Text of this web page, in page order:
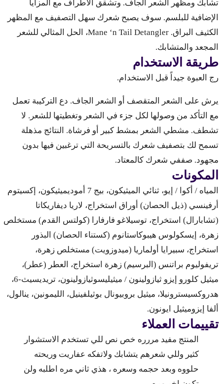
تشابك ومظهر الشعر الجاف. وتشقق الأطراف مع المزايا
الإضافية للبلسم. سوف يصبح شعرك سهل التصفيف مع المظهر
الكثيف البراق. Mane ‘n Tail Detangler، الحل المثالي للشعر
المجعد والمتشابك.
طريقة الاستخدام
رج العبوة جيداً قبل الاستخدام.
يرش على الشعر المتقصف أو الشعر الجاف. دع التركيبة تعمل
مع التأكد من وصولها لكل جزء في الشعر وتغطيتها للشعر. لا
تشطف. مشطي الشعر بمشط كبير أو فرشاة. النتائج مذهلة
تسمح لك بتصفيف شعرك بالتسريحة التي ترغبين فيها بدون
مجهود. صففي شعرك كالمعتاد.
المكونات
المياه / أكوا / إيو، ثنائي الميثيكون، بيج 7 أموديميثيكون، إكسيتوم
أرفينسي (ذيل الحصان) أوراق استخراج، لاريا ديفاريكاتا
(تشابارال) استخراج، توسيلاغو فارفارا (كولتس القدم) مستخلص
زهرة، إيسكولوس هيبوكاستانوم (كستناء الحصان) البذور
استخراج، سبيرايا أولماريا (ميدوزويت) مستخلص زهرة،
تريفوليوم براتنس (البرسيم) زهرة استخراج، العطر (عطر)،
ميثيل كلورو إيزو ثيازولينون / ميثيليسوثيازولينون، تريديسيث-6،
هدروكسيسترونيلا، ميثيل بروبيونال بوثيلفينيل، الليمونين، ينالول،
ألفا إيزوميثيل ايونون.
تقييمات العملاء
المنتج مفيد مررره خص نص للي تستخدم الاستشوار
كثير وللي شعرهم يتشابك ولاتفكه عفاريت وريحته
حلووه وبعد حجمه وسعره ، هذي ثاني مره اطلبه ولن